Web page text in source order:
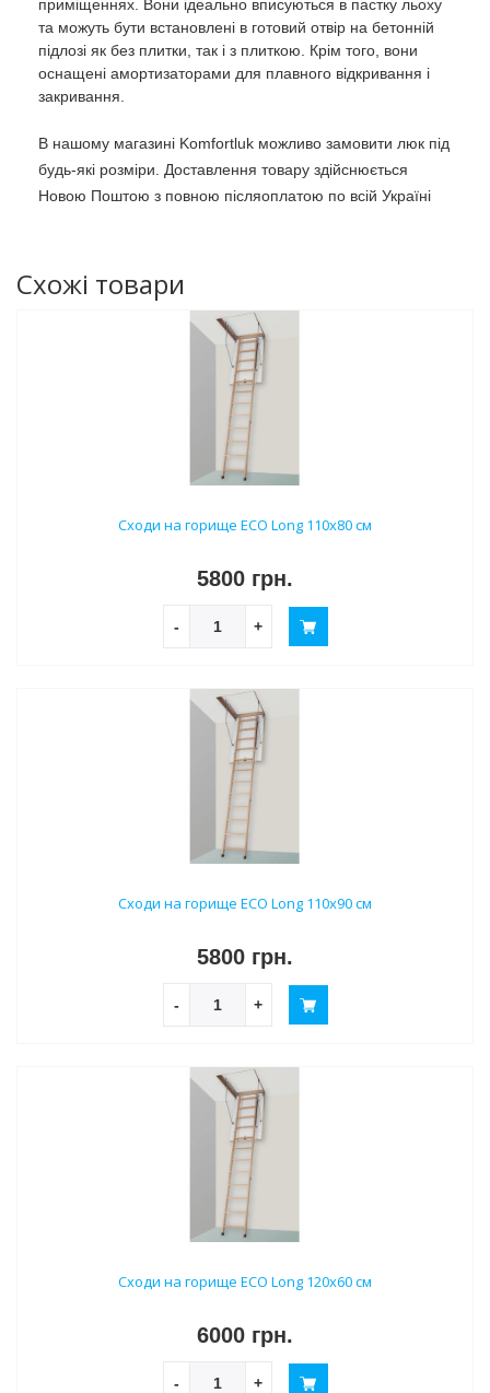
приміщеннях. Вони ідеально вписуються в пастку льоху
та можуть бути встановлені в готовий отвір на бетонній
підлозі як без плитки, так і з плиткою. Крім того, вони
оснащені амортизаторами для плавного відкривання і
закривання.
В нашому магазині Komfortluk можливо замовити люк під
будь-які розміри. Доставлення товару здійснюється
Новою Поштою з повною післяоплатою по всій Україні
Схожі товари
Сходи на горище ECO Long 110х80 см
5800 грн.
- +
Сходи на горище ECO Long 110х90 см
5800 грн.
- +
Сходи на горище ECO Long 120х60 см
6000 грн.
- +